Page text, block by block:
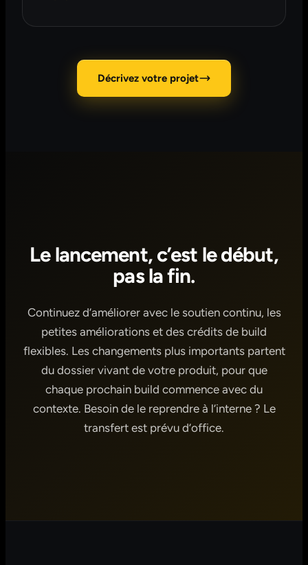
Décrivez votre projet
Le lancement, c’est le début,
pas la fin.
Continuez d’améliorer avec le soutien continu, les
petites améliorations et des crédits de build
flexibles. Les changements plus importants partent
du dossier vivant de votre produit, pour que
chaque prochain build commence avec du
contexte. Besoin de le reprendre à l’interne ? Le
transfert est prévu d’office.